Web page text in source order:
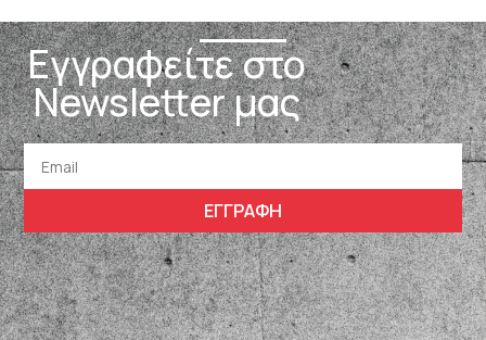
Εγγραφείτε στο
Newsletter μας
ΕΓΓΡΑΦΗ